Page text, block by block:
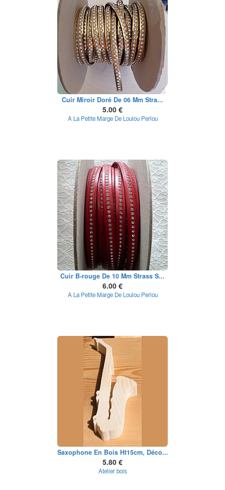
Cuir Miroir Doré De 06 Mm Stra...
5.00 €
A La Petite Marge De Loulou Perlou
Cuir B-rouge De 10 Mm Strass S...
6.00 €
A La Petite Marge De Loulou Perlou
Saxophone En Bois Ht15cm, Déco...
5.80 €
Atelier bois